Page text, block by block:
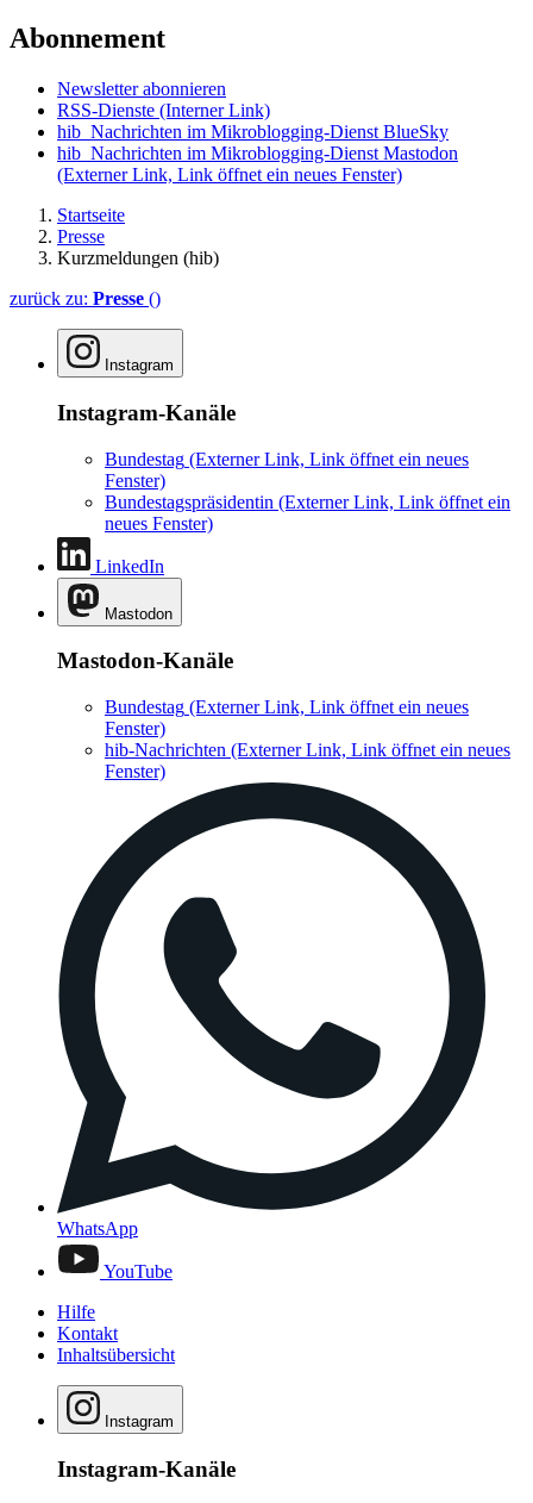
Abonnement
Newsletter abonnieren
RSS-Dienste (Interner Link)
hib_Nachrichten im Mikroblogging-Dienst BlueSky
hib_Nachrichten im Mikroblogging-Dienst Mastodon
(Externer Link, Link öffnet ein neues Fenster)
Startseite
Presse
Kurzmeldungen (hib)
zurück zu: Presse ()
Instagram
Instagram-Kanäle
Bundestag (Externer Link, Link öffnet ein neues
Fenster)
Bundestagspräsidentin (Externer Link, Link öffnet ein
neues Fenster)
LinkedIn
Mastodon
Mastodon-Kanäle
Bundestag (Externer Link, Link öffnet ein neues
Fenster)
hib-Nachrichten (Externer Link, Link öffnet ein neues
Fenster)
WhatsApp
YouTube
Hilfe
Kontakt
Inhaltsübersicht
Instagram
Instagram-Kanäle